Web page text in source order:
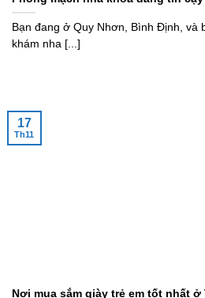
Bạn đang ở Quy Nhơn, Bình Định, và
khám nha [...]
Nơi mua sắm giày trẻ em tốt nhất
17
Th11